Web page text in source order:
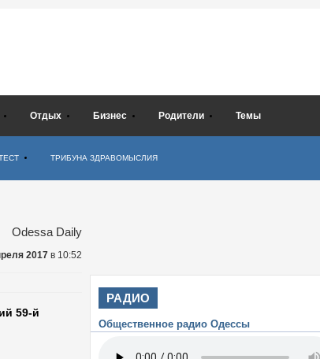
Отдых Бизнес Родители Темы
ТРИБУНА ЗДРАВОМЫСЛИЯ
Odessa Daily
2017 в 10:52
59-й
РАДИО
Общественное радио Одессы